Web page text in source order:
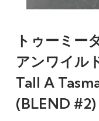
トゥーミー
アンワイル
Tall A
(BLEND #2)